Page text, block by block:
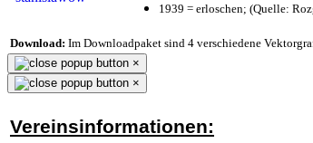
1939 = erloschen; (Quelle:
Download: Im Downloadpaket sind 4 verschiedene
×
×
Vereinsinformationen: